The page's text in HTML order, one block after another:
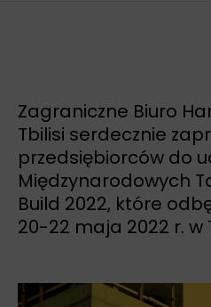
Zagraniczne Biuro
Tbilisi serdecznie
przedsiębiorców do
Międzynarodowych
Build 2022, które
20-22 maja 2022 r. w